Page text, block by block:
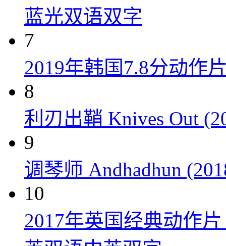
蓝光双语双字
7
2019年韩国7.8分动作
8
利刃出鞘 Knives Out
9
调琴师 Andhadhun
10
2017年英国经典动作